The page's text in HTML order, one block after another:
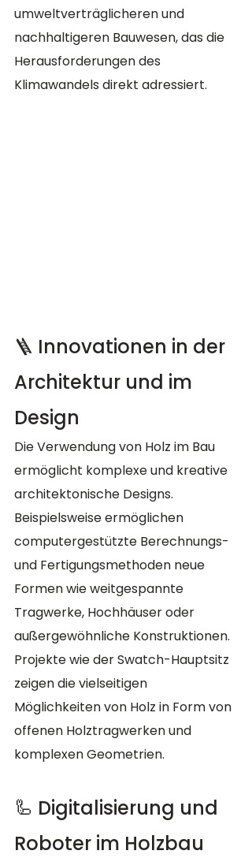
umweltverträglicheren und
nachhaltigeren Bauwesen, das die
Herausforderungen des
Klimawandels direkt adressiert.
🪜 Innovationen in der
Architektur und im
Design
Die Verwendung von Holz im Bau
ermöglicht komplexe und kreative
architektonische Designs.
Beispielsweise ermöglichen
computergestützte Berechnungs-
und Fertigungsmethoden neue
Formen wie weitgespannte
Tragwerke, Hochhäuser oder
außergewöhnliche Konstruktionen.
Projekte wie der Swatch-Hauptsitz
zeigen die vielseitigen
Möglichkeiten von Holz in Form von
offenen Holztragwerken und
komplexen Geometrien.
🦾 Digitalisierung und
Roboter im Holzbau